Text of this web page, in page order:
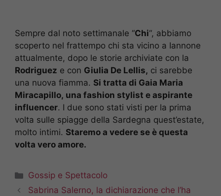
Sempre dal noto settimanale “Chi“, abbiamo
scoperto nel frattempo chi sta vicino a Iannone
attualmente, dopo le storie archiviate con la
Rodriguez e con Giulia De Lellis, ci sarebbe
una nuova fiamma. Si tratta di Gaia Maria
Miracapillo, una fashion stylist e aspirante
influencer. I due sono stati visti per la prima
volta sulle spiagge della Sardegna quest’estate,
molto intimi. Staremo a vedere se è questa
volta vero amore.
Categorie
Gossip e Spettacolo
Sabrina Salerno, la dichiarazione che l’ha